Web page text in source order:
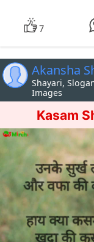
7
Akansha
Shayari,
Images
Kasam